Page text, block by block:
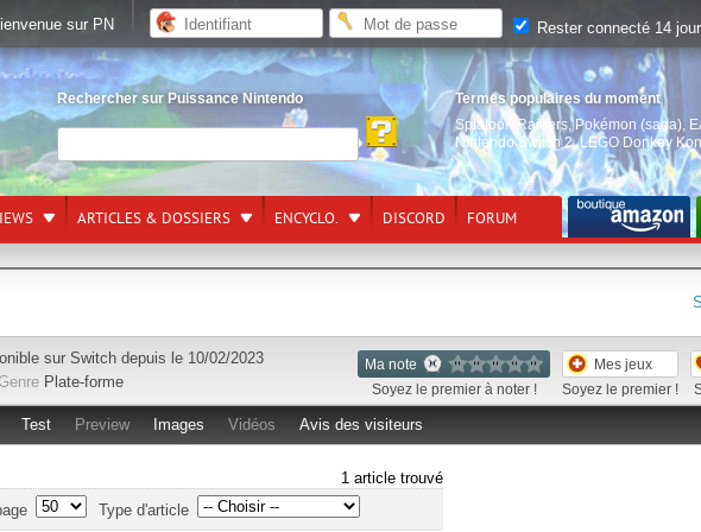
Rechercher sur Puissance Nintendo
Termes populaires du moment
Splatoon Raiders, Pokémon (saga)
Nintendo Switch 2,LEGO Donkey
ARTICLES & DOSSIERS ENCYCLO. DISCORD FORUM
Ma note
Soyez le premier à noter !
Mes jeux
Soyez le premier !
sur Switch depuis le 10/02/2023
Plate-forme
Test Preview Images Vidéos Avis des visiteurs
1 article trouvé
Type d'article
sur PN Rester connecté 14